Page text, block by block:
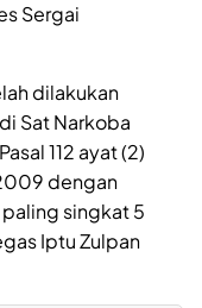
Sergai
dilakukan
Sat Narkoba
112 ayat (2)
dengan
singkat 5
Iptu Zulpan